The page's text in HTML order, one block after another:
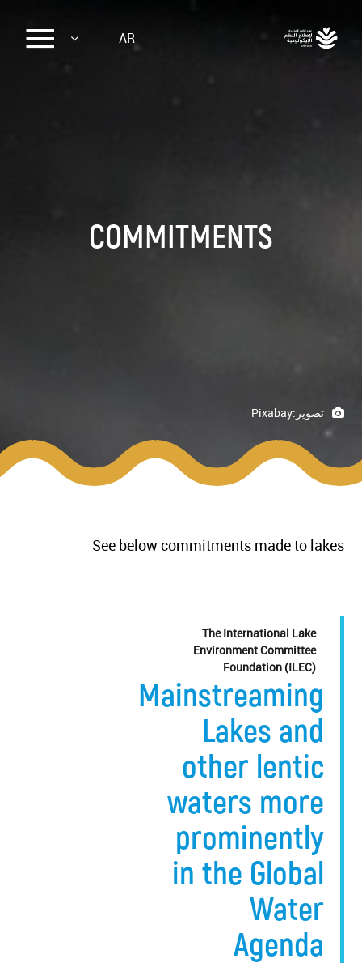
AR
COMMITMENTS
تصوير:Pixabay
See below commitments made to lakes
The International Lake
Environment Committee
Foundation (ILEC)
Mainstreaming
Lakes and
other lentic
waters more
prominently
in the Global
Water
Agenda